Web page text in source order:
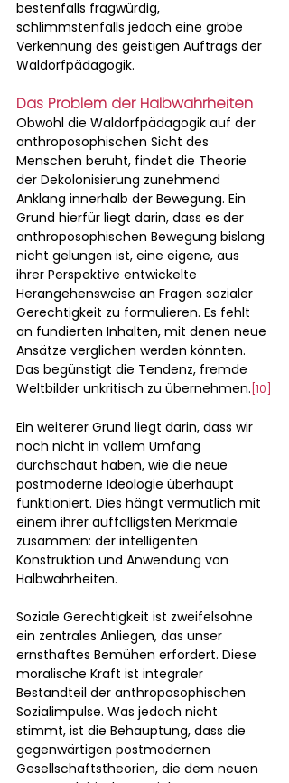
bestenfalls fragwürdig,
schlimmstenfalls jedoch eine grobe
Verkennung des geistigen Auftrags der
Waldorfpädagogik.
Das Problem der Halbwahrheiten
Obwohl die Waldorfpädagogik auf der
anthroposophischen Sicht des
Menschen beruht, findet die Theorie
der Dekolonisierung zunehmend
Anklang innerhalb der Bewegung. Ein
Grund hierfür liegt darin, dass es der
anthroposophischen Bewegung bislang
nicht gelungen ist, eine eigene, aus
ihrer Perspektive entwickelte
Herangehensweise an Fragen sozialer
Gerechtigkeit zu formulieren. Es fehlt
an fundierten Inhalten, mit denen neue
Ansätze verglichen werden könnten.
Das begünstigt die Tendenz, fremde
Weltbilder unkritisch zu übernehmen. [10]
Ein weiterer Grund liegt darin, dass wir
noch nicht in vollem Umfang
durchschaut haben, wie die neue
postmoderne Ideologie überhaupt
funktioniert. Dies hängt vermutlich mit
einem ihrer auffälligsten Merkmale
zusammen: der intelligenten
Konstruktion und Anwendung von
Halbwahrheiten.
Soziale Gerechtigkeit ist zweifelsohne
ein zentrales Anliegen, das unser
ernsthaftes Bemühen erfordert. Diese
moralische Kraft ist integraler
Bestandteil der anthroposophischen
Sozialimpulse. Was jedoch nicht
stimmt, ist die Behauptung, dass die
gegenwärtigen postmodernen
Gesellschaftstheorien, die dem neuen